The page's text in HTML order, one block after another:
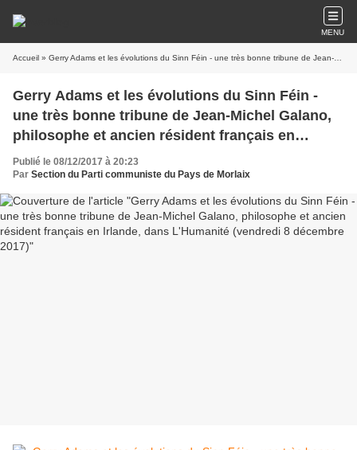
MENU
Accueil » Gerry Adams et les évolutions du Sinn Féin - une très bonne tribune de Jean-Michel Galano, philosophe et ancien résident français en Irlande, dans L'Humanité (vendredi 8 décembre 2017)
Gerry Adams et les évolutions du Sinn Féin -
une très bonne tribune de Jean-Michel Galano,
philosophe et ancien résident français en
Irlande, dans L'Humanité (vendredi 8 décembre
2017)
Publié le 08/12/2017 à 20:23
Par Section du Parti communiste du Pays de Morlaix